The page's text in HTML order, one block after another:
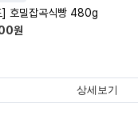
] 호밀잡곡식빵 480g
원
상세보기